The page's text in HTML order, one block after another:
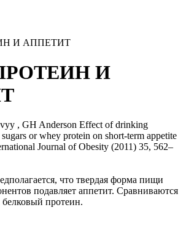
И
, GH Anderson Effect of drinking
or whey protein on short-term appetite
Journal of Obesity (2011) 35, 562–
что твердая форма пищи
подавляет аппетит. Сравниваются
протеин.